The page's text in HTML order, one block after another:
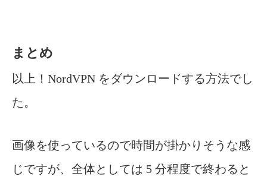
まとめ
以上！NordVPN をダウンロードする方法でし
た。
画像を使っているので時間が掛かりそうな感
じですが、全体としては 5 分程度で終わると